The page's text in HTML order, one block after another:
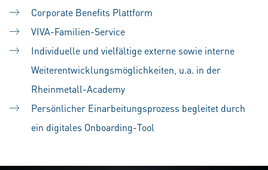
Corporate Benefits Plattform
VIVA-Familien-Service
Individuelle und vielfältige externe sowie interne
Weiterentwicklungsmöglichkeiten, u.a. in der
Rheinmetall-Academy
Persönlicher Einarbeitungsprozess begleitet durch
ein digitales Onboarding-Tool